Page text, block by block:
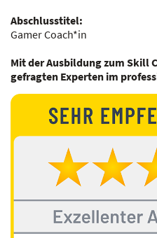
Abschlusstitel:
Gamer Coach*in
Mit der Ausbildung zum Skill
gefragten Experten im